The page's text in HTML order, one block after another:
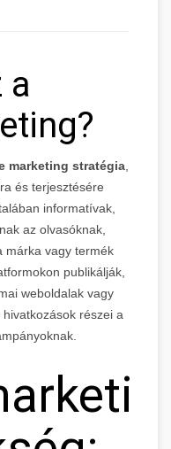
a
marketing stratégia,
és terjesztésére
informatívak,
az olvasóknak,
márka vagy termék
publikálják,
weboldalak vagy
részei a